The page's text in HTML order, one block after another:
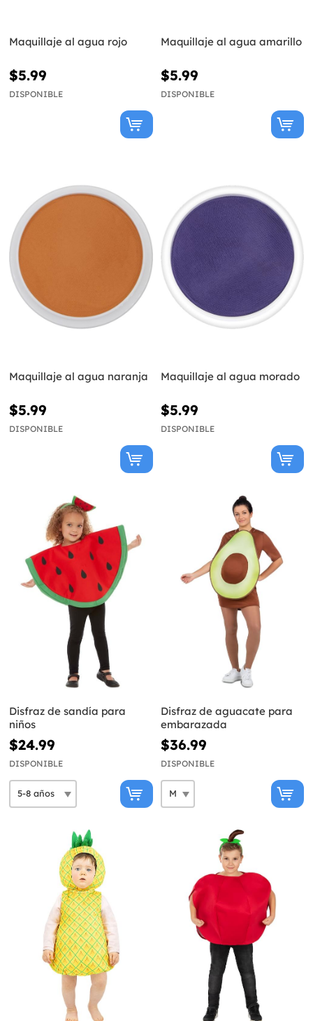
Maquillaje al agua rojo
$5.99
DISPONIBLE
Maquillaje al agua amarillo
$5.99
DISPONIBLE
Maquillaje al agua naranja
$5.99
DISPONIBLE
Maquillaje al agua morado
$5.99
DISPONIBLE
Disfraz de sandía para
niños
$24.99
DISPONIBLE
Disfraz de aguacate para
embarazada
$36.99
DISPONIBLE